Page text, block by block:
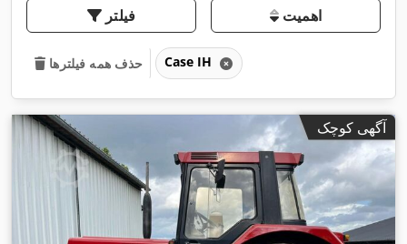
فیلتر اهمیت
حذف همه فیلترها Case IH
آگهی کوچک